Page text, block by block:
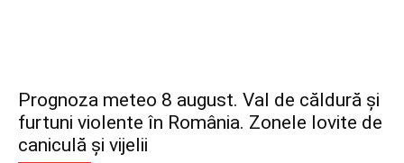
Prognoza meteo 8 august. Val de căldură și
furtuni violente în România. Zonele lovite de
caniculă și vijelii